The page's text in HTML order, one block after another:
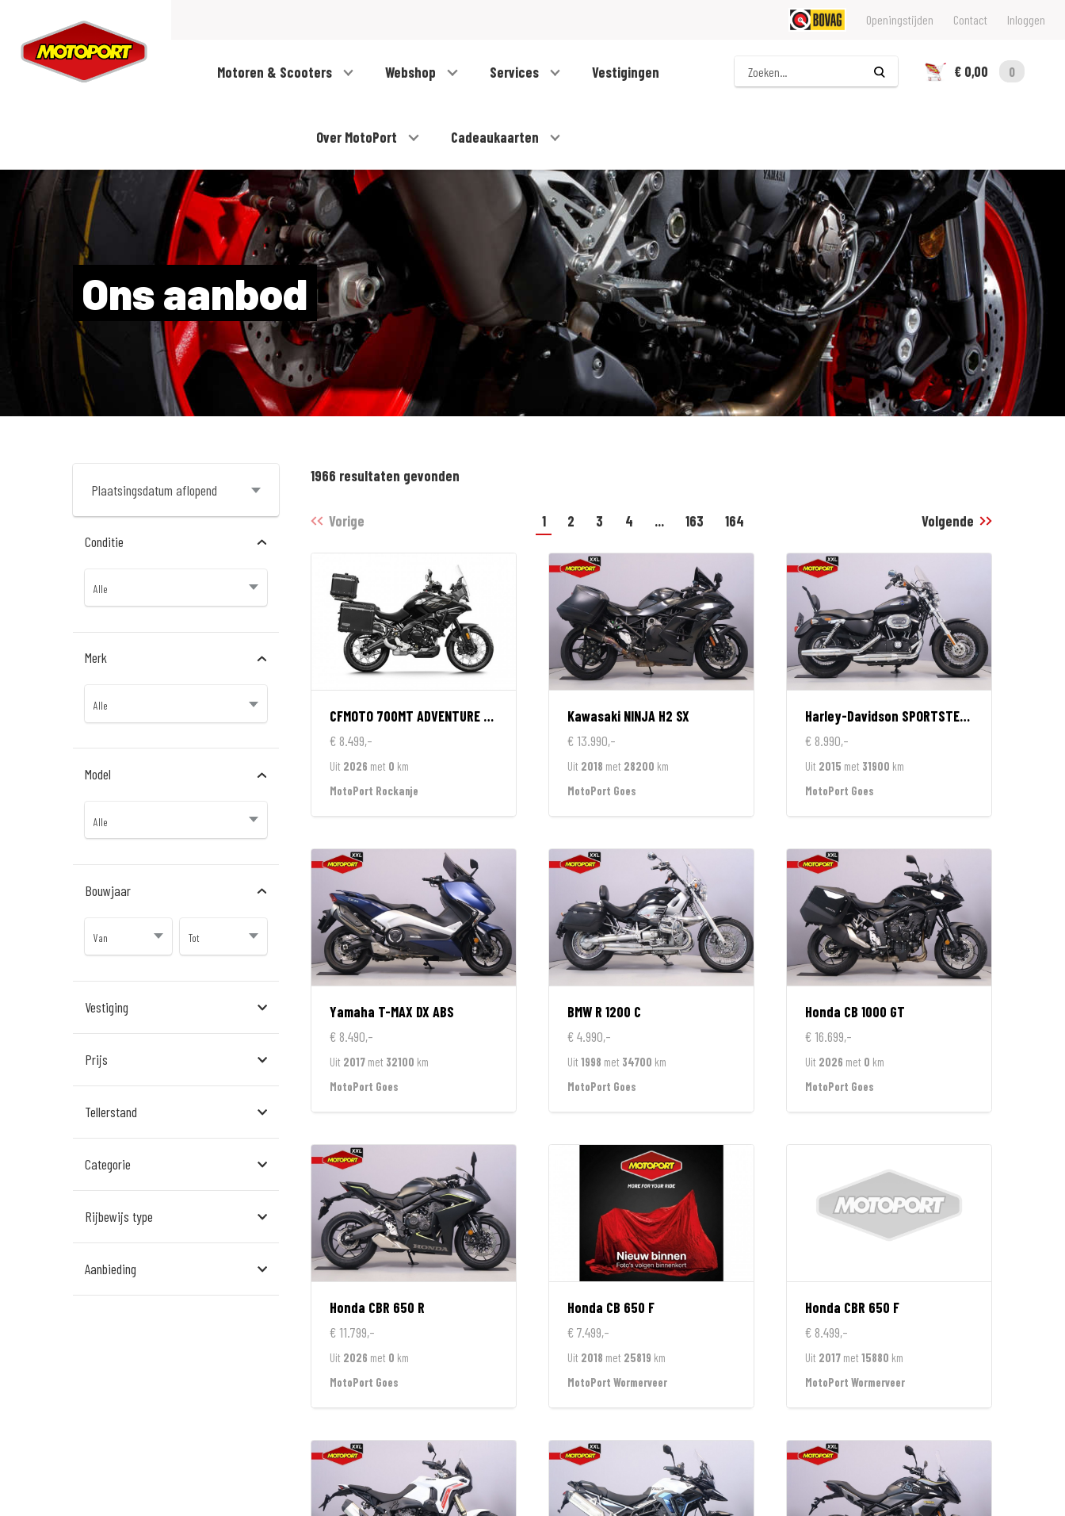
Openingstijden Contact Inloggen
Motoren & Scooters Webshop Services Vestigingen
Over MotoPort Cadeaukaarten
Zoeken
€ 0,00
0
Ons aanbod
Conditie
Merk
Model
Bouwjaar
Vestiging
Den Bosch
Hillegom
Leek
Leeuwarden
Prijs
Tellerstand
Categorie
Rijbewijs type
Aanbieding
1966 resultaten gevonden
Vorige 1 2 3 4 ... 163 164 Volgende
CFMOTO 700MT ADVENTURE GT EDITION
€ 8.499,-
Uit 2026 met 0 km
MotoPort Rockanje
Kawasaki NINJA H2 SX
€ 13.990,-
Uit 2018 met 28200 km
MotoPort Goes
Harley-Davidson SPORTSTER 1200 CUSTOM LIMITED
€ 8.990,-
Uit 2015 met 31900 km
MotoPort Goes
Yamaha T-MAX DX ABS
€ 8.490,-
Uit 2017met 32100 km
MotoPort Goes
BMW R 1200 C
€ 4.990,-
Uit 1998 met 34700 km
MotoPort Goes
Honda CB 1000 GT
€ 16.699,-
Uit 2026 met 0 km
MotoPort Goes
Honda CBR 650 R
€ 11.799,-
Uit 2026 met 0 km
MotoPort Goes
Honda CB 650 F
€ 7.499,-
Uit 2018 met 25819 km
MotoPort Wormerveer
Honda CBR 650 F
€ 8.499,-
Uit 2017met 15880 km
MotoPort Wormerveer